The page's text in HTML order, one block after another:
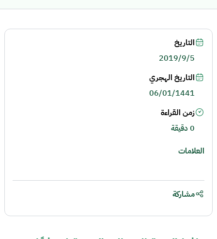
التاريخ
2019/9/5
التاريخ الهجري
06/01/1441
زمن القراءة
0 دقيقة
العلامات
مشاركة